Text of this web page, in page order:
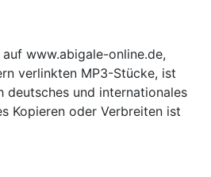
www.abigale-online.de,
verlinkten MP3-Stücke, ist
deutsches und internationales
Kopieren oder Verbreiten ist